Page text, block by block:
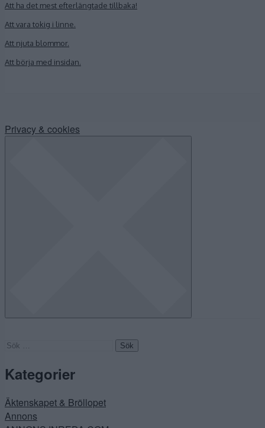
Att ha det mest efterlängtade tillbaka!
Att vara tokig i linne.
Att njuta blommor.
Att börja med insidan.
Privacy & cookies
Sök
Kategorier
Äktenskapet & Bröllopet
Annons